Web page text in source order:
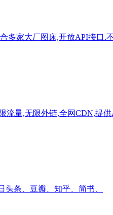
多家大厂图床,开放API接口.
流量,无限外链,全网CDN,提
头条、豆瓣、知乎、简书、